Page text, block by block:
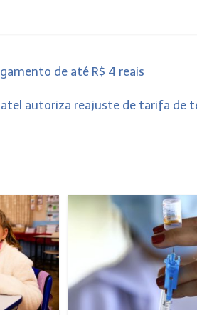
de até R$ 4 reais
autoriza reajuste de tarifa de